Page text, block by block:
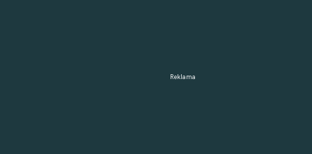
Reklama